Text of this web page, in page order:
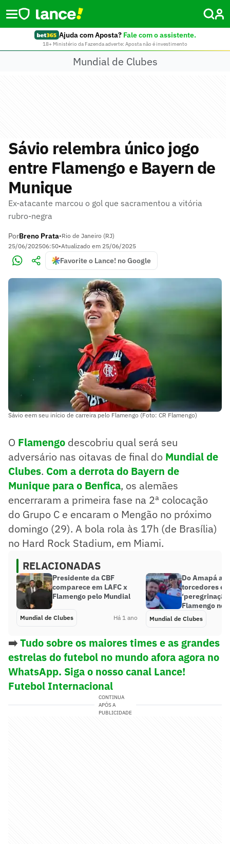
Ajuda com Aposta? Fale com o assistente.
18+ Ministério da Fazenda adverte: Aposta não é investimento
Mundial de Clubes
Sávio relembra único jogo
entre Flamengo e Bayern de
Munique
Ex-atacante marcou o gol que sacramentou a vitória
rubro-negra
PorBreno Prata•Rio de Janeiro (RJ)
25/06/202506:50•Atualizado em 25/06/2025
Favorite o Lance! no Google
Sávio eem seu início de carreira pelo Flamengo (Foto: CR Flamengo)
O Flamengo descobriu qual será seu
adversário nas oitavas de final do Mundial de
Clubes. Com a derrota do Bayern de
Munique para o Benfica, os alemães
encerraram a primeira fase na 2ª colocação
do Grupo C e encaram o Mengão no próximo
domingo (29). A bola rola às 17h (de Brasília)
no Hard Rock Stadium, em Miami.
RELACIONADAS
Presidente da CBF
comparece em LAFC x
Flamengo pelo Mundial
Mundial de Clubes Há 1 ano
Do Amapá a
torcedores
Flamengo no
Mundial de Clubes
➡️Tudo sobre os maiores times e as grandes
estrelas do futebol no mundo afora agora no
WhatsApp. Siga o nosso canal Lance!
Futebol Internacional
CONTINUA
APÓS A
PUBLICIDADE